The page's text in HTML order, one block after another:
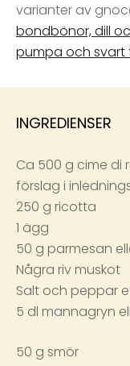
varianter av
bondbönor, dill
pumpa och svart
INGREDIENSER
Ca 500 g cime di
förslag i
250 g ricotta
1 ägg
50 g parmesan
Några riv muskot
Salt och peppar
5 dl mannagryn
50 g smör